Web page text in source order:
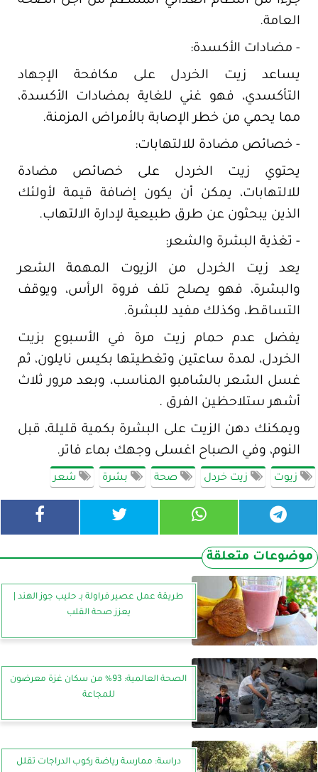
العامة.
- مضادات الأكسدة:
يساعد زيت الخردل على مكافحة الإجهاد
التأكسدي، فهو غني للغاية بمضادات الأكسدة،
مما يحمي من خطر الإصابة بالأمراض المزمنة.
- خصائص مضادة للالتهابات:
يحتوي زيت الخردل على خصائص مضادة
للالتهابات، يمكن أن يكون إضافة قيمة لأولئك
الذين يبحثون عن طرق طبيعية لإدارة الالتهاب.
- تغذية البشرة والشعر:
يعد زيت الخردل من الزيوت المهمة الشعر
والبشرة، فهو يصلح تلف فروة الرأس، ويوقف
التساقط، وكذلك مفيد للبشرة.
يفضل عدم حمام زيت مرة في الأسبوع بزيت
الخردل، لمدة ساعتين وتغطيتها بكيس نايلون، ثم
غسل الشعر بالشامبو المناسب، وبعد مرور ثلاث
أشهر ستلاحظين الفرق .
ويمكنك دهن الزيت على البشرة بكمية قليلة، قبل
النوم، وفي الصباح اغسلى وجهك بماء فاتر.
زيوت زيت خردل صحة بشرة شعر
موضوعات متعلقة
طريقة عمل عصير فراولة بـ حليب جوز الهند |
يعزز صحة القلب
الصحة العالمية: 93% من سكان غزة معرضون
للمجاعة
دراسة: ممارسة رياضة ركوب الدراجات تقلل